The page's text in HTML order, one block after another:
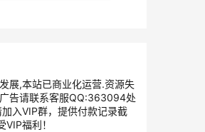
展,本站已商业化运营.资源失
告请联系客服QQ:363094处
加入VIP群，提供付款记录截
VIP福利！